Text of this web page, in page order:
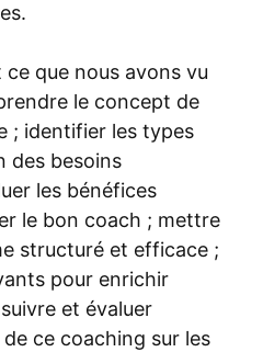
que nous avons vu
le concept de
; identifier les types
des besoins
les bénéfices
le bon coach ; mettre
structuré et efficace ;
pour enrichir
et évaluer
ce coaching sur les